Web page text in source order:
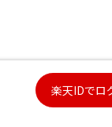
楽天IDでロ